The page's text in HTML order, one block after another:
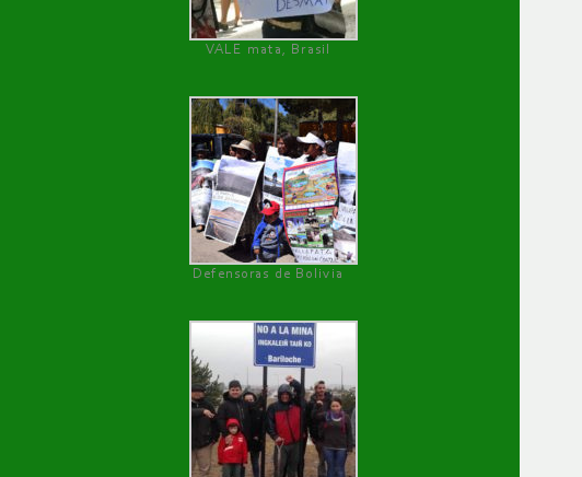
VALE mata, Brasil
Defensoras de Bolivia